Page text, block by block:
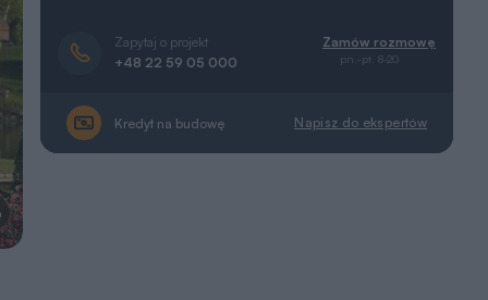
Zapytaj o projekt
+48 22 59 05 000
Zamów rozmowę
pn.-pt. 8-20
Kredyt na budowę Napisz do ekspertów